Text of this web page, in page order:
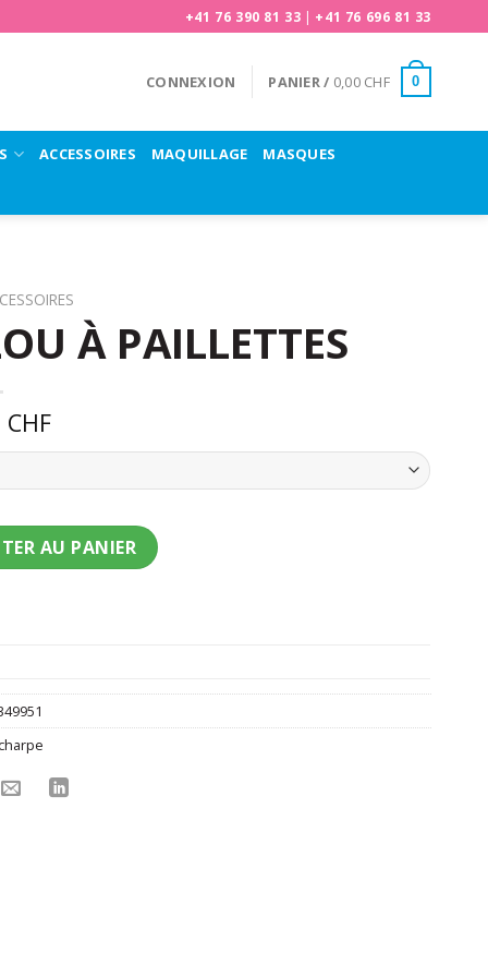
+41 76 390 81 33 | +41 76 696 81 33
CONNEXION PANIER / 0,00 CHF 0
ACCESSOIRES MAQUILLAGE MASQUES
À PAILLETTES
CHF
Relou à paillettes
AU PANIER